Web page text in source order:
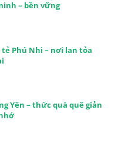
– bền vững
Phú Nhi – nơi lan tỏa
Yên – thức quà quê giản